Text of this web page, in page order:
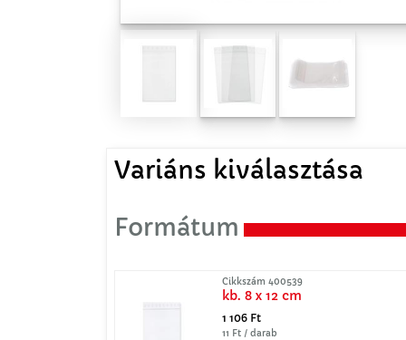
Variáns kiválasztása
Formátum
Cikkszám 400539
kb. 8 x 12 cm
1 106 Ft
11 Ft / darab